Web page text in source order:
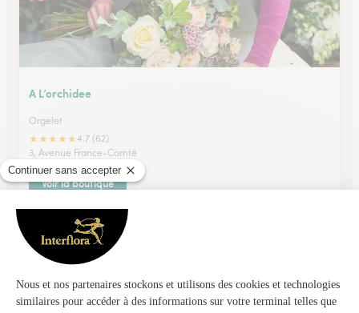
A L’orchidee
Orgelet
★★★★★4.7 (62)
3, Avenue France-Comté
Voir la boutique